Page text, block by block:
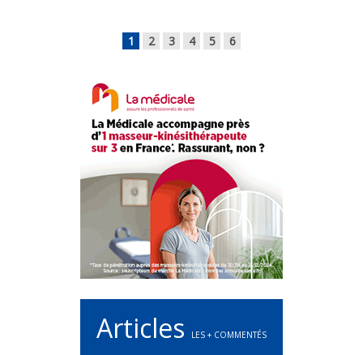
1 2 3 4 5 6
Articles LES + COMMENTÉS